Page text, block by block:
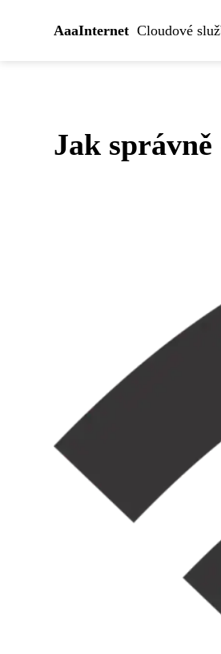
AaaInternet Cloudové
Jak